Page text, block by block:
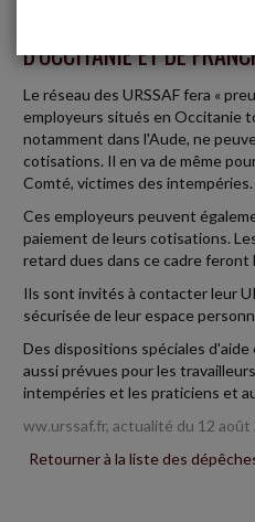
L'URSSAF EN SOUTIEN
D'OCCITANIE ET DE
Le réseau des URSSAF fera «
employeurs situés en Occitanie
notamment dans l'Aude, ne
cotisations. Il en va de même
Comté, victimes des intempéries.
Ces employeurs peuvent
paiement de leurs cotisations.
retard dues dans ce cadre
Ils sont invités à contacter leur
sécurisée de leur espace
Des dispositions spéciales
aussi prévues pour les
intempéries et les praticiens et
ww.urssaf.fr, actualité du 12 août
Retourner à la liste des